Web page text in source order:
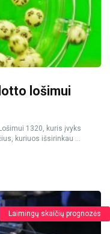
lošimui
1320, kuris įvyks
kuriuos išsirinkau ...
Laimingų skaičių prognozės